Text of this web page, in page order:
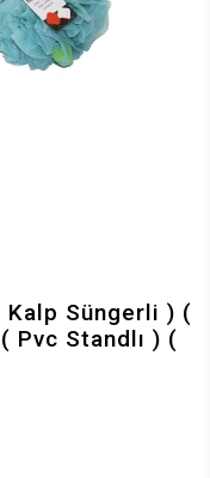
Süngerli ) (
Pvc Standlı ) (